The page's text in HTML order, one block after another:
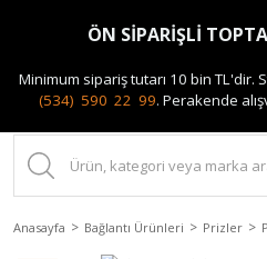
Anasayfa Bağlantı Ürünleri Prizler
ÖN SİPARİŞLİ
Minimum sipariş tutarı 10 bin TL'dir.
(534) 590 22 99. Perakende